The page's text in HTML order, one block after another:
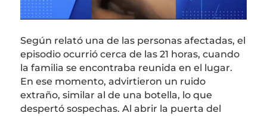
Según relató una de las personas afectadas, el
episodio ocurrió cerca de las 21 horas, cuando
la familia se encontraba reunida en el lugar.
En ese momento, advirtieron un ruido
extraño, similar al de una botella, lo que
despertó sospechas. Al abrir la puerta del